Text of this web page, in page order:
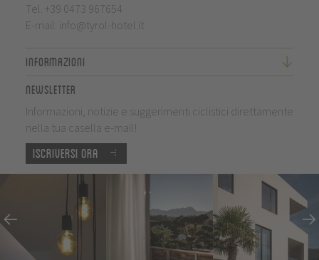
Tel. +39 0473 967654
E-mail: info@tyrol-hotel.it
Informazioni
Newsletter
Informazioni, notizie e suggerimenti ciclistici direttamente
nella tua casella e-mail!
Iscriversi ora